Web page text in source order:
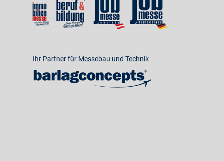
Ihr Partner für Messebau und Technik